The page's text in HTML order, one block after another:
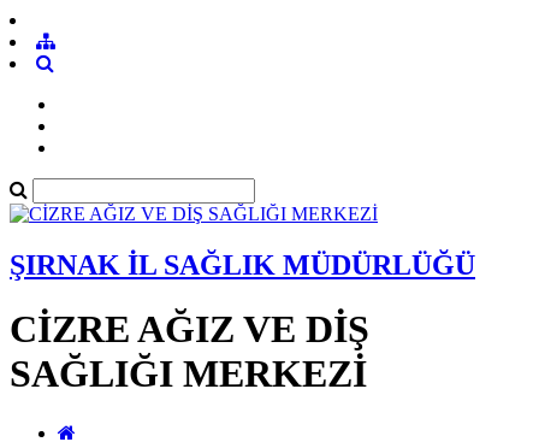
ŞIRNAK İL SAĞLIK MÜDÜRLÜĞÜ
CİZRE AĞIZ VE DİŞ
SAĞLIĞI MERKEZİ